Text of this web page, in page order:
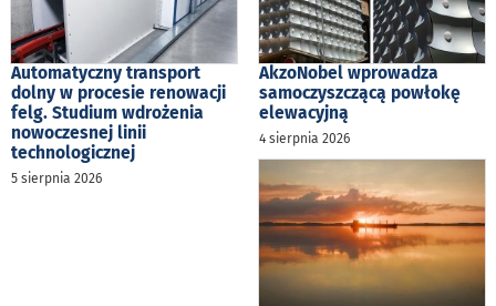
Automatyczny transport
dolny w procesie renowacji
felg. Studium wdrożenia
nowoczesnej linii
technologicznej
5 sierpnia 2026
AkzoNobel wprowadza
samoczyszczącą powłokę
elewacyjną
4 sierpnia 2026